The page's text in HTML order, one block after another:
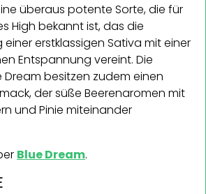
überaus potente Sorte, die für
High bekannt ist, das die
einer erstklassigen Sativa mit einer
Entspannung vereint. Die
Dream besitzen zudem einen
der süße Beerenaromen mit
und Pinie miteinander
Blue Dream.